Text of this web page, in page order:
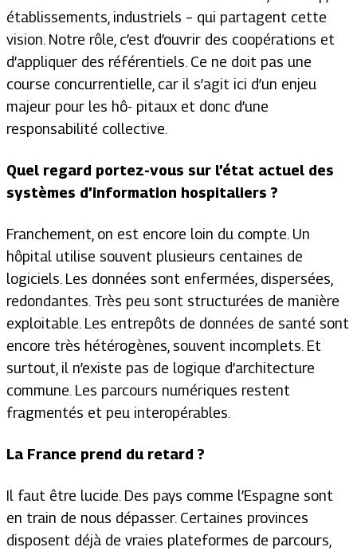
établissements, industriels – qui partagent cette
vision. Notre rôle, c’est d’ouvrir des coopérations et
d’appliquer des référentiels. Ce ne doit pas une
course concurrentielle, car il s’agit ici d’un enjeu
majeur pour les hô- pitaux et donc d’une
responsabilité collective.
Quel regard portez-vous sur l’état actuel des
systèmes d’information hospitaliers ?
Franchement, on est encore loin du compte. Un
hôpital utilise souvent plusieurs centaines de
logiciels. Les données sont enfermées, dispersées,
redondantes. Très peu sont structurées de manière
exploitable. Les entrepôts de données de santé sont
encore très hétérogènes, souvent incomplets. Et
surtout, il n’existe pas de logique d’architecture
commune. Les parcours numériques restent
fragmentés et peu interopérables.
La France prend du retard ?
Il faut être lucide. Des pays comme l’Espagne sont
en train de nous dépasser. Certaines provinces
disposent déjà de vraies plateformes de parcours,